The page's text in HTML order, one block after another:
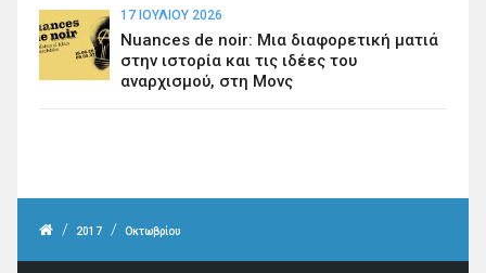
17 ΙΟΥΛΊΟΥ 2026
Nuances de noir: Μια διαφορετική ματιά
στην ιστορία και τις ιδέες του
αναρχισμού, στη Μονς
/ 2017 / Οκτωβρίου